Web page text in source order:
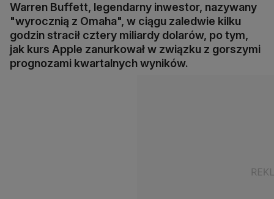
Warren Buffett, legendarny inwestor, nazywany
"wyrocznią z Omaha", w ciągu zaledwie kilku
godzin stracił cztery miliardy dolarów, po tym,
jak kurs Apple zanurkował w związku z gorszymi
prognozami kwartalnych wyników.